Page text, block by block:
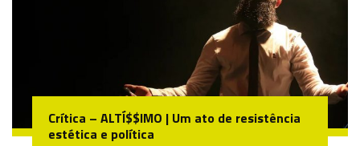
Crítica – ALTÍ$$IMO | Um ato de resistência
estética e política